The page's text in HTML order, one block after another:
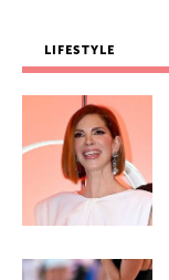
LIFESTYLE